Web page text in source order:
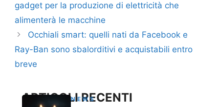
gadget per la produzione di elettricità che
alimenterà le macchine
Occhiali smart: quelli nati da Facebook e
Ray-Ban sono sbalorditivi e acquistabili entro
breve
ARTICOLI RECENTI
NEWS